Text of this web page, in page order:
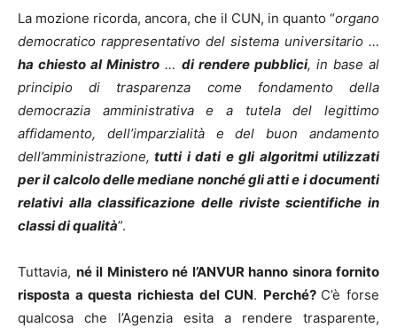
La mozione ricorda, ancora, che il CUN, in quanto “organo
democratico rappresentativo del sistema universitario …
ha chiesto al Ministro … di rendere pubblici, in base al
principio di trasparenza come fondamento della
democrazia amministrativa e a tutela del legittimo
affidamento, dell’imparzialità e del buon andamento
dell’amministrazione, tutti i dati e gli algoritmi utilizzati
per il calcolo delle mediane nonché gli atti e i documenti
relativi alla classificazione delle riviste scientifiche in
classi di qualità”.
Tuttavia, né il Ministero né l’ANVUR hanno sinora fornito
risposta a questa richiesta del CUN. Perché? C’è forse
qualcosa che l’Agenzia esita a rendere trasparente,